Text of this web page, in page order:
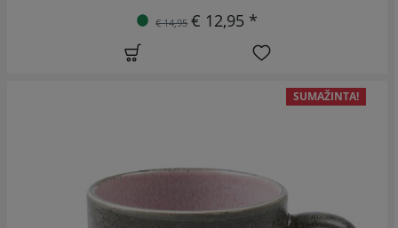
€ 14,95 € 12,95 *
SUMAŽINTA!